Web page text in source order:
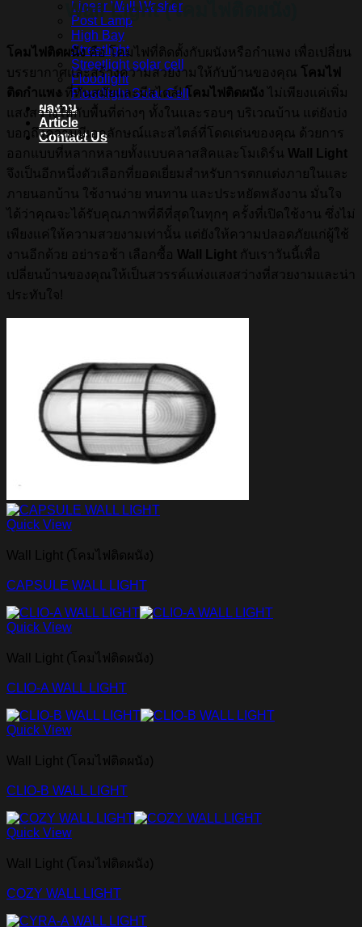
Linear Wall Washer
Post Lamp
High Bay
Streetlight
Streetlight solar cell
Floodlight
Floodlight Solar Cell
ผลงาน
Article
Contact Us
Wall Light (โคมไฟติดผนัง)
โคมไฟติดผนังคือ โคมไฟที่ติดตั้งกับผนังหรือกำแพง เพื่อเปลี่ยน
บรรยากาศและสร้างความสวยงามให้กับบ้านของคุณ โคมไฟ
ติดกำแพง ที่ทันสมัยและมีสไตล์!โคมไฟติดผนัง ไม่เพียงแค่เพิ่ม
แสงสว่างให้กับพื้นที่ต่างๆ ทั้งในและรอบๆ บริเวณบ้าน แต่ยังบ่ง
บอกถึงความมีเอกลักษณ์และสไตล์ที่โดดเด่นของคุณ ด้วยการ
ออกแบบที่หลากหลายทั้งแบบคลาสสิคและโมเดิร์น Wall Light
จึงเป็นอีกหนึ่งตัวเลือกที่ยอดเยี่ยมสำหรับการตกแต่งภายในและ
ภายนอกบ้าน ใช้งานง่าย ทนทาน และประหยัดพลังงาน มั่นใจ
ได้ว่าคุณจะได้รับคุณภาพที่ดีที่สุดในทุกๆ ครั้งที่เปิดใช้งาน ซึ่งไม่
เพียงแค่ให้ความสวยงามเท่านั้น แต่ยังให้ความปลอดภัยแก่ผู้ใช้
งานอีกด้วย อย่ารอช้า เลือกซื้อ Wall Light กับเราวันนี้เพื่อ
เปลี่ยนบ้านของคุณให้เป็นสวรรค์แห่งแสงสว่างที่สวยงามและน่า
ประทับใจ!
Quick View
Wall Light (โคมไฟติดผนัง)
CAPSULE WALL LIGHT
Quick View
Wall Light (โคมไฟติดผนัง)
CLIO-A WALL LIGHT
Quick View
Wall Light (โคมไฟติดผนัง)
CLIO-B WALL LIGHT
Quick View
Wall Light (โคมไฟติดผนัง)
COZY WALL LIGHT